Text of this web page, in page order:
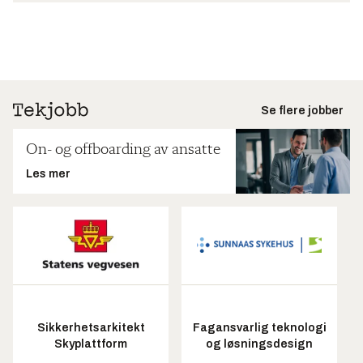
Se flere jobber
On- og offboarding av ansatte
Les mer
Sikkerhetsarkitekt
Skyplattform
Fagansvarlig teknologi
og løsningsdesign